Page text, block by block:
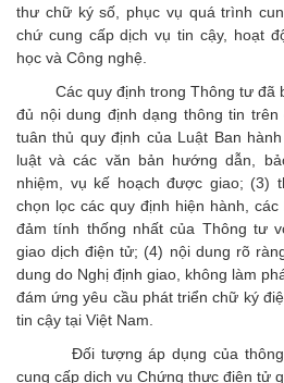
thư chữ ký số, phục vụ quá trình
chứ cung cấp dịch vụ tin cậy, hoạt
học và Công nghệ.
Các quy định trong Thông tư đã
đủ nội dung định dạng thông tin
tuân thủ quy định của Luật Ban
luật và các văn bản hướng dẫn,
nhiệm, vụ kế hoạch được giao; (3)
chọn lọc các quy định hiện hành,
đảm tính thống nhất của Thông tư
giao dịch điện tử; (4) nội dung rõ
dung do Nghị định giao, không làm
đám ứng yêu cầu phát triển chữ ký
tin cậy tại Việt Nam.
Đối tượng áp dụng của thông
cung cấp dịch vụ Chứng thực điện tử